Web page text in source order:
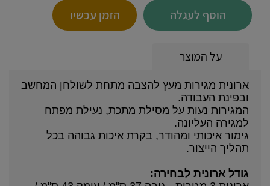
הוסף לעגלה הזמן עכשיו
על המוצר
ארונית מגירות מעץ להצבה מתחת לשולחן המחשב
ובפינת העבודה.
המגירות נעות על מסילת מתכת, נעילת מפתח
למגירה העליונה.
גימור איכותי ומהודר, בקרת איכות גבוהה בכל
תהליך הייצור.
גודל ארונית לבחירה: